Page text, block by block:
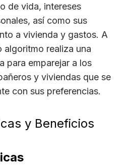
de vida, intereses
así como sus
a vivienda y gastos. A
algoritmo realiza una
para emparejar a los
y viviendas que se
con sus preferencias.
y Beneficios